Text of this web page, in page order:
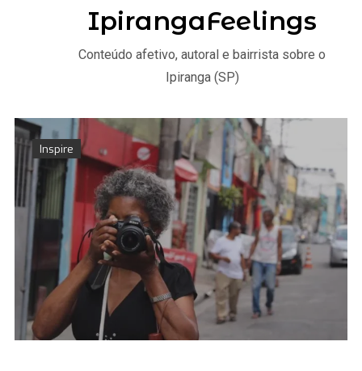
Inspire
IpirangaFeelings
Conteúdo afetivo, autoral e bairrista sobre o
Ipiranga (SP)